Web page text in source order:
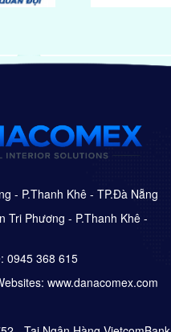
- P.Thanh Khê - TP.Đà Nẵng
Tri Phương - P.Thanh Khê -
0945 368 615
www.danacomex.com